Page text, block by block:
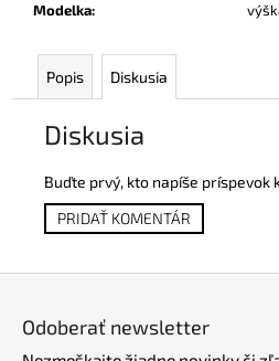
Modelka:
Popis Diskusia
Diskusia
Buďte prvý, kto napíše príspevok
PRIDAŤ KOMENTÁR
Odoberať newsletter